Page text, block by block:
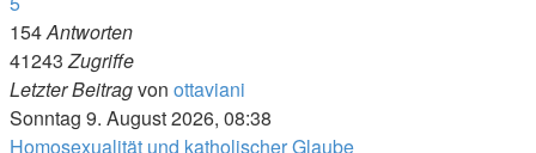
154Antworten
41243Zugriffe
Letzter Beitragvon ottaviani
Sonntag 9. August 2026, 08:38
Homosexualität und katholischer Glaube